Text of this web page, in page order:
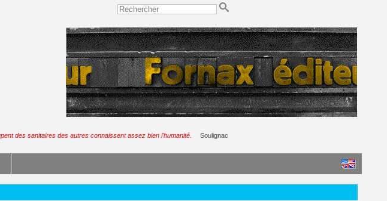
des sanitaires des autres connaissent assez bien l'humanité. Soulignac